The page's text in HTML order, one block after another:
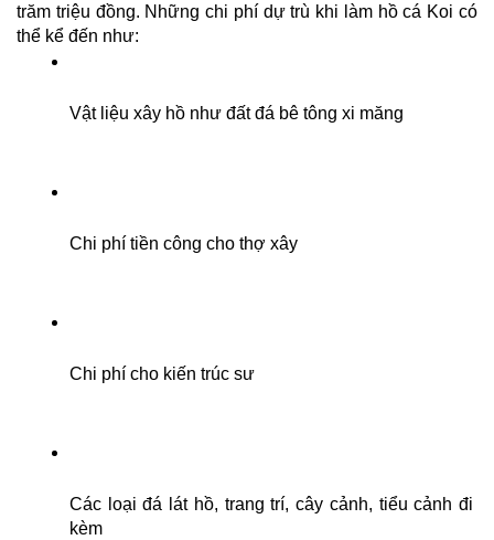
trăm triệu đồng. Những chi phí dự trù khi làm hồ cá Koi có
thể kể đến như:
Vật liệu xây hồ như đất đá bê tông xi măng
Chi phí tiền công cho thợ xây
Chi phí cho kiến trúc sư
Các loại đá lát hồ, trang trí, cây cảnh, tiểu cảnh đi
kèm